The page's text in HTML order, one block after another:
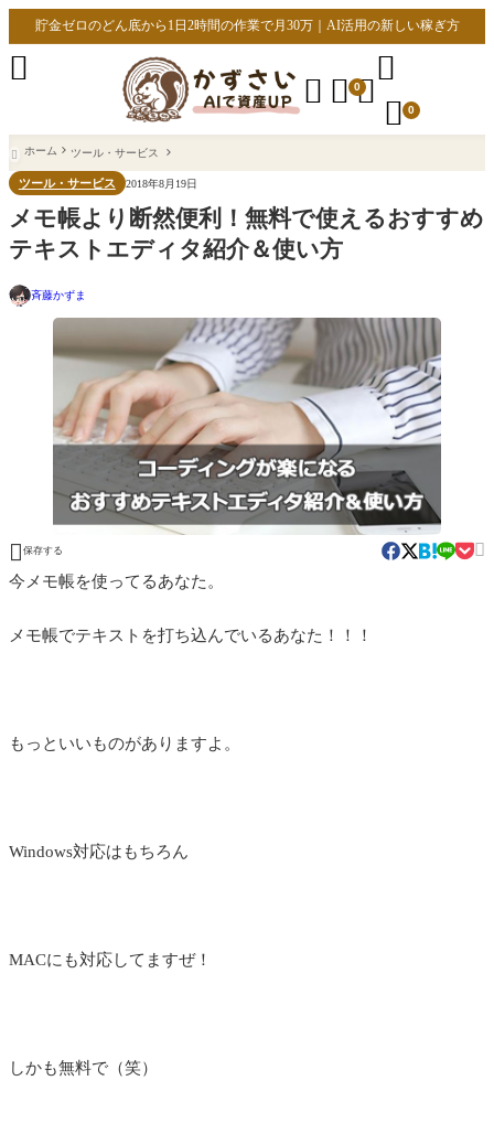
貯金ゼロのどん底から1日2時間の作業で月30万｜AI活用の新しい稼ぎ方
  0

 0

 ホーム ツール・サービス
ツール・サービス 2018年8月19日
メモ帳より断然便利！無料で使えるおすすめ
テキストエディタ紹介＆使い方
斉藤かずま
 保存する 
今メモ帳を使ってるあなた。
メモ帳でテキストを打ち込んでいるあなた！！！
もっといいものがありますよ。
Windows対応はもちろん
MACにも対応してますぜ！
しかも無料で（笑）